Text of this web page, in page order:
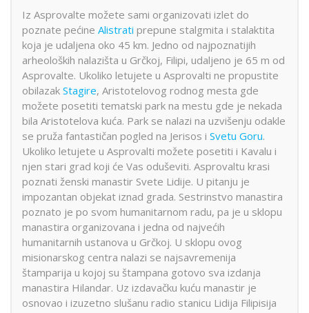
Iz Asprovalte možete sami organizovati izlet do
poznate pećine Alistrati prepune stalgmita i stalaktita
koja je udaljena oko 45 km. Jedno od najpoznatijih
arheoloških nalazišta u Grčkoj, Filipi, udaljeno je 65 m od
Asprovalte. Ukoliko letujete u Asprovalti ne propustite
obilazak Stagire, Aristotelovog rodnog mesta gde
možete posetiti tematski park na mestu gde je nekada
bila Aristotelova kuća. Park se nalazi na uzvišenju odakle
se pruža fantastičan pogled na Jerisos i Svetu Goru.
Ukoliko letujete u Asprovalti možete posetiti i Kavalu i
njen stari grad koji će Vas oduševiti. Asprovaltu krasi
poznati ženski manastir Svete Lidije. U pitanju je
impozantan objekat iznad grada. Sestrinstvo manastira
poznato je po svom humanitarnom radu, pa je u sklopu
manastira organizovana i jedna od najvećih
humanitarnih ustanova u Grčkoj. U sklopu ovog
misionarskog centra nalazi se najsavremenija
štamparija u kojoj su štampana gotovo sva izdanja
manastira Hilandar. Uz izdavačku kuću manastir je
osnovao i izuzetno slušanu radio stanicu Lidija Filipisija